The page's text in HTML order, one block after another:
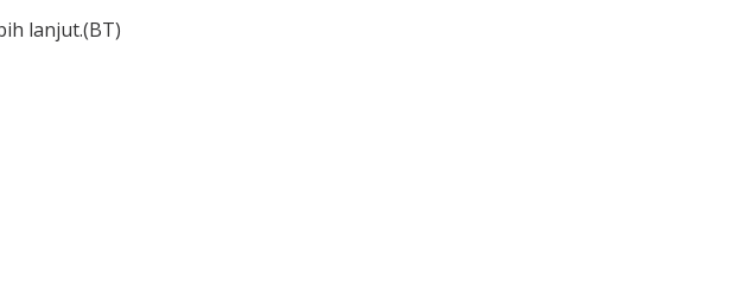
lanjut.(BT)